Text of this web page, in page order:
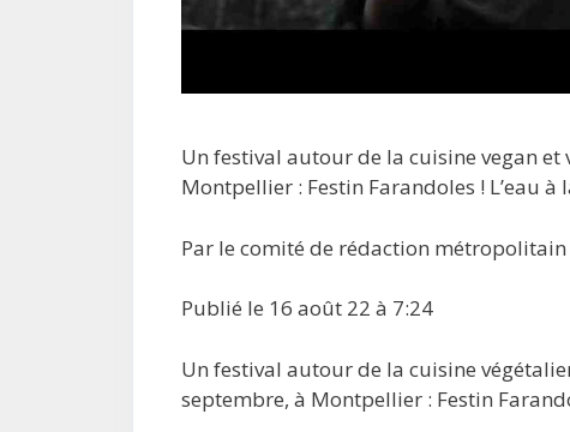
Un festival autour de la cuisine vegan
Montpellier : Festin Farandoles ! L’eau à
Par le comité de rédaction métropolitain
Publié le 16 août 22 à 7:24
Un festival autour de la cuisine
septembre, à Montpellier : Festin